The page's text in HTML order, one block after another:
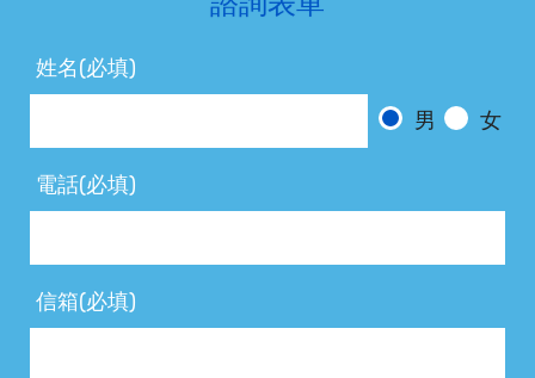
姓名(必填)
男
女
電話(必填)
信箱(必填)